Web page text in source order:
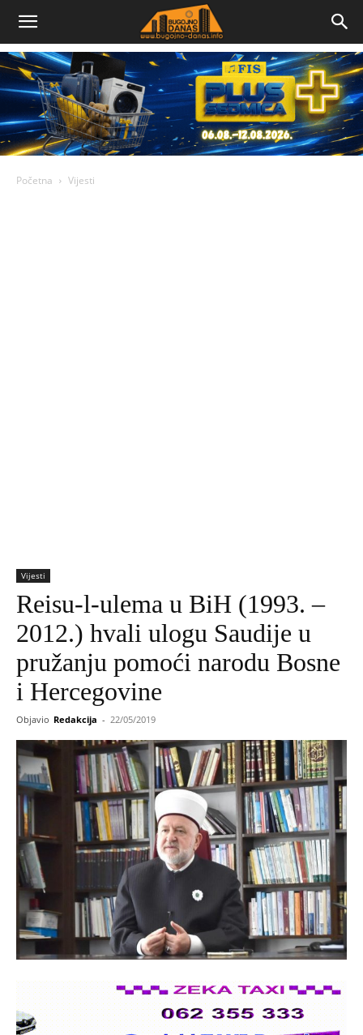
Bugojno
Danas
Početna Vijesti
Vijesti
Reisu-l-ulema u BiH (1993. –
2012.) hvali ulogu Saudije u
pružanju pomoći narodu Bosne
i Hercegovine
Objavio Redakcija - 22/05/2019